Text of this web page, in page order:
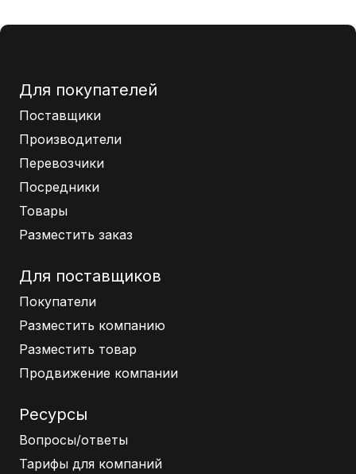
Для покупателей
Поставщики
Производители
Перевозчики
Посредники
Товары
Разместить заказ
Для поставщиков
Покупатели
Разместить компанию
Разместить товар
Продвижение компании
Ресурсы
Вопросы/ответы
Тарифы для компаний